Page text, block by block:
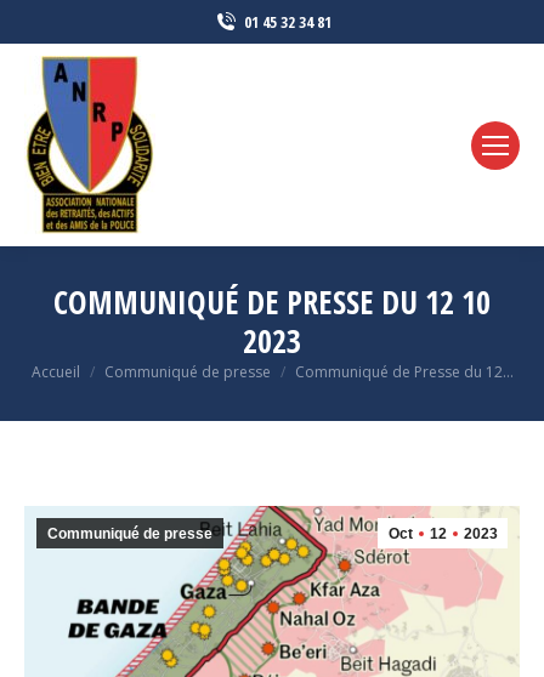
01 45 32 34 81
COMMUNIQUÉ DE PRESSE DU 12 10
2023
Vous êtes ici :
Accueil Communiqué de presse Communiqué de Presse du 12…
Oct 12 2023
Communiqué de presse